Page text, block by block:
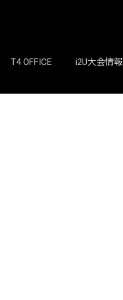
T4 OFFICE i2U大会情報